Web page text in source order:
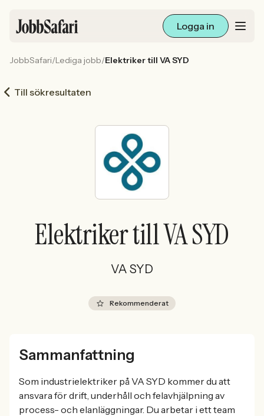
Logga in
Arbetsliv och karriär
För arbetsgivare
Sök med AI
Ny här? Skapa konto
JobbSafari/Lediga jobb/Elektriker till VA SYD
Till sökresultaten
Elektriker till VA SYD
VA SYD
Rekommenderat
Sammanfattning
Som industrielektriker på VA SYD kommer du att
ansvara för drift, underhåll och felavhjälpning av
process- och elanläggningar. Du arbetar i ett team